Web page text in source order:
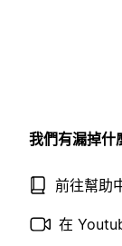
我們有漏掉什
前往幫助
在